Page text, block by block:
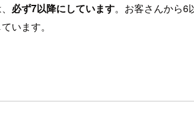
必ず7以降にしています。お客さんから6
います。